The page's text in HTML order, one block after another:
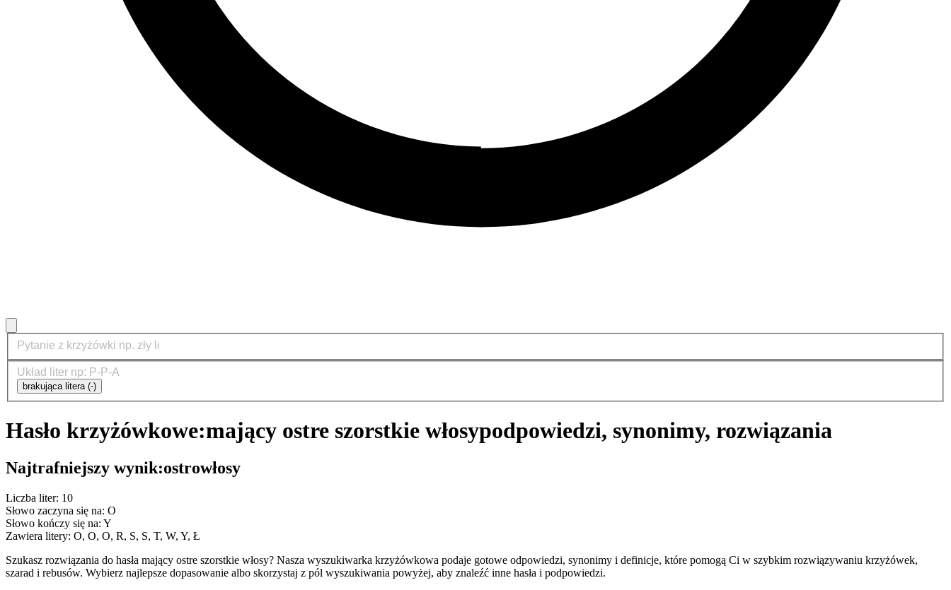
brakująca litera (-)
Hasło krzyżówkowe:mający ostre szorstkie włosypodpowiedzi, synonimy, rozwiązania
Najtrafniejszy wynik:ostrowłosy
Liczba liter: 10
Słowo zaczyna się na: O
Słowo kończy się na: Y
Zawiera litery: O, O, O, R, S, S, T, W, Y, Ł
Szukasz rozwiązania do hasła mający ostre szorstkie włosy? Nasza wyszukiwarka krzyżówkowa podaje gotowe odpowiedzi, synonimy i definicje, które pomogą Ci w szybkim rozwiązywaniu krzyżówek,
szarad i rebusów. Wybierz najlepsze dopasowanie albo skorzystaj z pól wyszukiwania powyżej, aby znaleźć inne hasła i podpowiedzi.